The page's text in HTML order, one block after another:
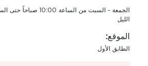
الليل
الموقع:
الطابق الأول